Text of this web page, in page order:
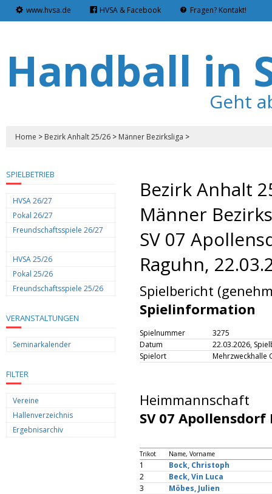
www.hvsa.de HVSA & Facebook Fragen? Kontakt!
Handball in
Geht
Home > Bezirk Anhalt 25/26 > Männer Bezirksliga >
SPIELBETRIEB
HVSA 26/27
Pokal 26/27
Freundschaftsspiele 26/27
HVSA 25/26
Pokal 25/26
Freundschaftsspiele 25/26
VERANSTALTUNGEN
Seminarkalender
FILTER
Vereine
Hallenverzeichnis
Ergebnisarchiv
Bezirk Anhalt
Männer
SV 07
Raguhn,
Spielbericht
Spielinformation
Spielnummer
3275
Datum
22.03.2026,
Spielort
Mehrzweckhalle
Heimmannschaft
SV 07 Apollensdorf
Trikot Name, Vorname
1
Bock, Christoph
2
Beck, Vin Luca
3
Möbes, Julien